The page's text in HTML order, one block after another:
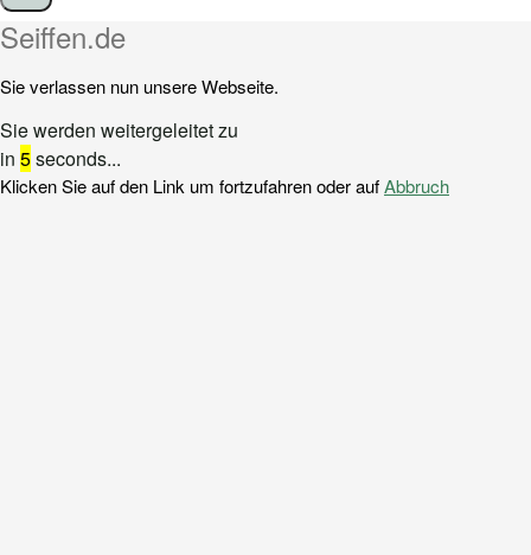
Schließen
Seiffen.de
Sie verlassen nun unsere Webseite.
Sie werden weitergeleitet zu
in 5seconds...
Klicken Sie auf den Link um fortzufahren oder aufAbbruch